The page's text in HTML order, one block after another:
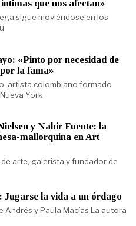
que nos afectan»
sigue moviéndose en los
«Pinto por necesidad de
la fama»
artista colombiano formado
York
y Nahir Fuente: la
mallorquina en Art
arte, galerista y fundador de
Jugarse la vida a un órdago
Andrés y Paula Macías La autora